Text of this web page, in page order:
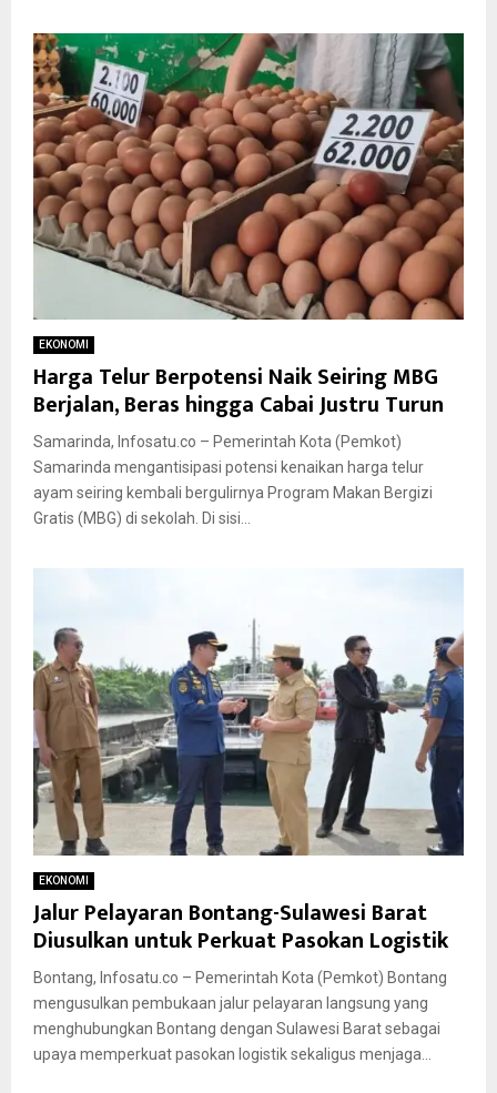
EKONOMI
Harga Telur Berpotensi Naik Seiring MBG
Berjalan, Beras hingga Cabai Justru Turun
Samarinda, Infosatu.co – Pemerintah Kota (Pemkot)
Samarinda mengantisipasi potensi kenaikan harga telur
ayam seiring kembali bergulirnya Program Makan Bergizi
Gratis (MBG) di sekolah. Di sisi...
EKONOMI
Jalur Pelayaran Bontang-Sulawesi Barat
Diusulkan untuk Perkuat Pasokan Logistik
Bontang, Infosatu.co – Pemerintah Kota (Pemkot) Bontang
mengusulkan pembukaan jalur pelayaran langsung yang
menghubungkan Bontang dengan Sulawesi Barat sebagai
upaya memperkuat pasokan logistik sekaligus menjaga...